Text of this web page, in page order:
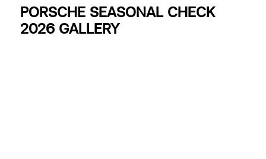
PORSCHE SEASONAL CHECK
2026 GALLERY